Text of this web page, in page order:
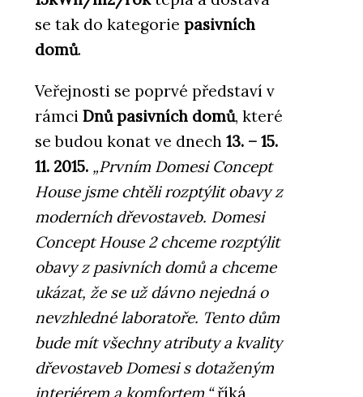
se tak do kategorie pasivních
domů.
Veřejnosti se poprvé představí v
rámci Dnů pasivních domů, které
se budou konat ve dnech 13. – 15.
11. 2015. „Prvním Domesi Concept
House jsme chtěli rozptýlit obavy z
moderních dřevostaveb. Domesi
Concept House 2 chceme rozptýlit
obavy z pasivních domů a chceme
ukázat, že se už dávno nejedná o
nevzhledné laboratoře. Tento dům
bude mít všechny atributy a kvality
dřevostaveb Domesi s dotaženým
interiérem a komfortem,“říká